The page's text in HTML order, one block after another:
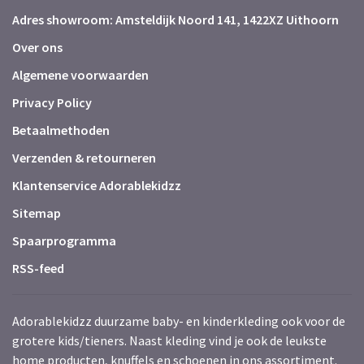
Adres showroom: Amsteldijk Noord 141, 1422XZ Uithoorn
Over ons
Algemene voorwaarden
Privacy Policy
Betaalmethoden
Verzenden & retourneren
Klantenservice Adorablekidzz
Sitemap
Spaarprogramma
RSS-feed
Adorablekidzz duurzame baby- en kinderkleding ook voor de
grotere kids/tieners. Naast kleding vind je ook de leukste
home producten, knuffels en schoenen in ons assortiment.